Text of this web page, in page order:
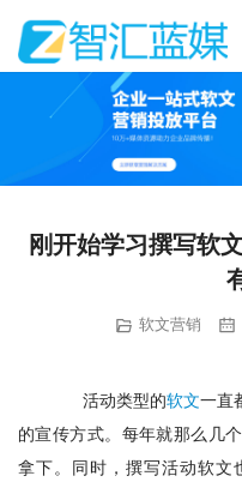
刚开始学习撰写软
软文营销
活动类型的软文一直
的宣传方式。每年就那么几
拿下。同时，撰写活动软文